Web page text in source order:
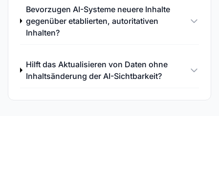
Bevorzugen AI-Systeme neuere Inhalte
gegenüber etablierten, autoritativen
Inhalten?
Hilft das Aktualisieren von Daten ohne
Inhaltsänderung der AI-Sichtbarkeit?